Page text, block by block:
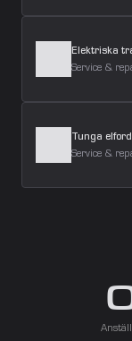
Elektriska
Service &
Tunga
Service &